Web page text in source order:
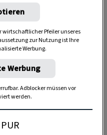
Pfeiler unseres
zur Nutzung ist Ihre
Werbung.
Werbung
Adblocker müssen vor
werden.